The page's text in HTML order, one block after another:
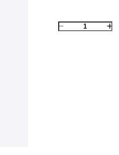
Antal